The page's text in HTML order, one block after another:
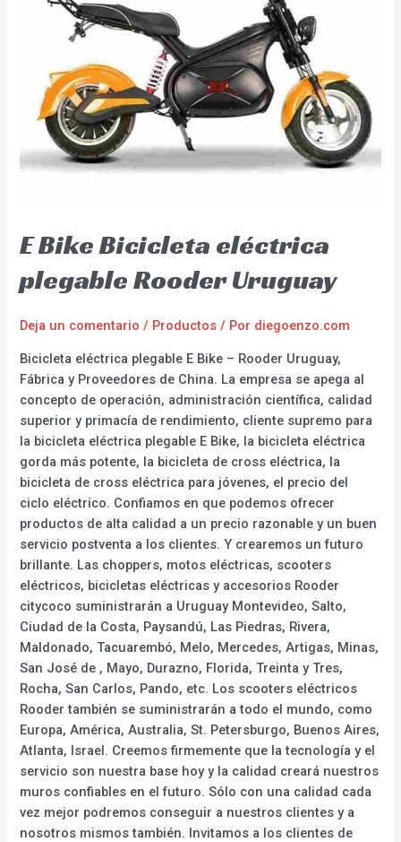
E Bike Bicicleta eléctrica
plegable Rooder Uruguay
Deja un comentario / Productos / Por diegoenzo.com
Bicicleta eléctrica plegable E Bike – Rooder Uruguay,
Fábrica y Proveedores de China. La empresa se apega al
concepto de operación, administración científica, calidad
superior y primacía de rendimiento, cliente supremo para
la bicicleta eléctrica plegable E Bike, la bicicleta eléctrica
gorda más potente, la bicicleta de cross eléctrica, la
bicicleta de cross eléctrica para jóvenes, el precio del
ciclo eléctrico. Confiamos en que podemos ofrecer
productos de alta calidad a un precio razonable y un buen
servicio postventa a los clientes. Y crearemos un futuro
brillante. Las choppers, motos eléctricas, scooters
eléctricos, bicicletas eléctricas y accesorios Rooder
citycoco suministrarán a Uruguay Montevideo, Salto,
Ciudad de la Costa, Paysandú, Las Piedras, Rivera,
Maldonado, Tacuarembó, Melo, Mercedes, Artigas, Minas,
San José de , Mayo, Durazno, Florida, Treinta y Tres,
Rocha, San Carlos, Pando, etc. Los scooters eléctricos
Rooder también se suministrarán a todo el mundo, como
Europa, América, Australia, St. Petersburgo, Buenos Aires,
Atlanta, Israel. Creemos firmemente que la tecnología y el
servicio son nuestra base hoy y la calidad creará nuestros
muros confiables en el futuro. Sólo con una calidad cada
vez mejor podremos conseguir a nuestros clientes y a
nosotros mismos también. Invitamos a los clientes de